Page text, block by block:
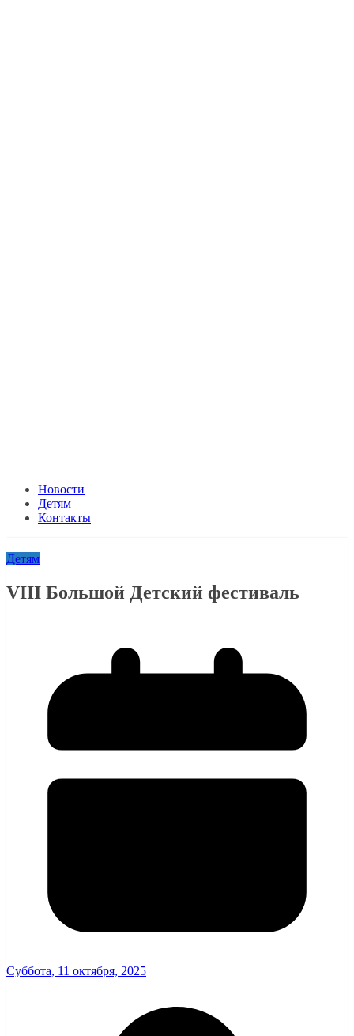
Новости
Детям
Контакты
Детям
VIII Большой Детский фестиваль
Суббота, 11 октября, 2025